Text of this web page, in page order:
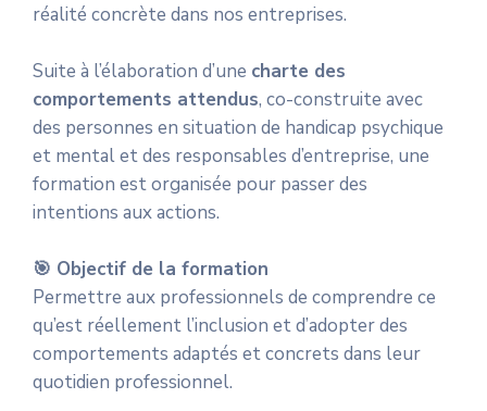
réalité concrète dans nos entreprises.
Suite à l’élaboration d’une charte des
comportements attendus, co-construite avec
des personnes en situation de handicap psychique
et mental et des responsables d’entreprise, une
formation est organisée pour passer des
intentions aux actions.
🎯 Objectif de la formation
Permettre aux professionnels de comprendre ce
qu’est réellement l’inclusion et d’adopter des
comportements adaptés et concrets dans leur
quotidien professionnel.